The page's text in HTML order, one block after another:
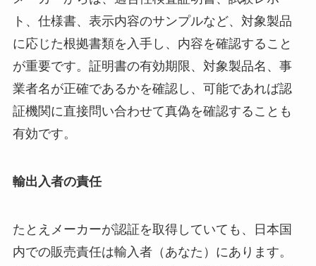
ト、仕様書、表示内容のサンプルなど、対象製品
に応じた根拠書類を入手し、内容を確認すること
が重要です。証明書の有効期限、対象製品名、事
業者名が正確であるかを確認し、可能であれば認
証機関に直接問い合わせて真偽を確認することも
有効です。
輸出入者の責任
たとえメーカーが認証を取得していても、日本国
内での販売責任は輸入者（あなた）にあります。